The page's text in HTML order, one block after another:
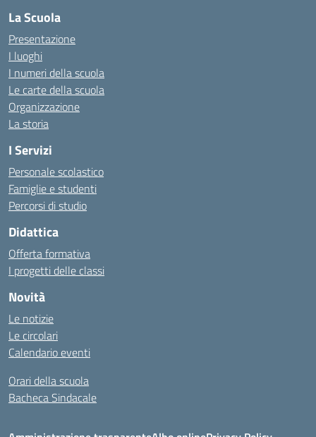
La Scuola
Presentazione
I luoghi
I numeri della scuola
Le carte della scuola
Organizzazione
La storia
I Servizi
Personale scolastico
Famiglie e studenti
Percorsi di studio
Didattica
Offerta formativa
I progetti delle classi
Novità
Le notizie
Le circolari
Calendario eventi
Orari della scuola
Bacheca Sindacale